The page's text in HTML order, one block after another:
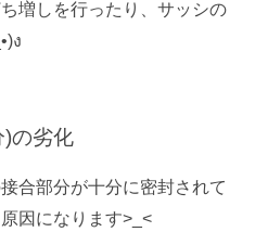
増しを行ったり、サッシの
ง
の劣化
合部分が十分に密封されて
因になります>_<